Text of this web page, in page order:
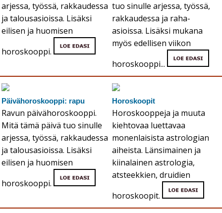
arjessa, työssä, rakkaudessa
ja talousasioissa. Lisäksi
eilisen ja huomisen
horoskooppi.
tuo sinulle arjessa, työssä,
rakkaudessa ja raha-
asioissa. Lisäksi mukana
myös edellisen viikon
horoskooppi...
Päivähoroskooppi: rapu
Ravun päivähoroskooppi.
Mitä tämä päivä tuo sinulle
arjessa, työssä, rakkaudessa
ja talousasioissa. Lisäksi
eilisen ja huomisen
horoskooppi.
Horoskoopit
Horoskooppeja ja muuta
kiehtovaa luettavaa
monenlaisista astrologian
aiheista. Länsimainen ja
kiinalainen astrologia,
atsteekkien, druidien
horoskoopit.